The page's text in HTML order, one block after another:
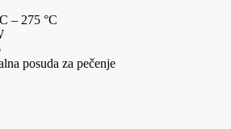
– 275 °C
posuda za pečenje